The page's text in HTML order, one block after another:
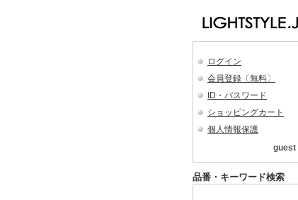
ログイン
会員登録〔無料〕
ID・パスワード
ショッピングカート
個人情報保護
guest
品番・キーワード検索